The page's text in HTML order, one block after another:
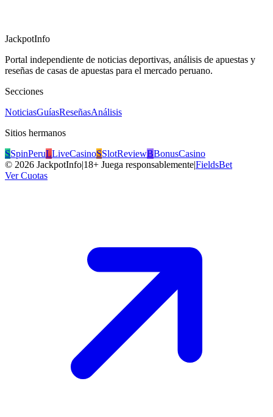
JackpotInfo
Portal independiente de noticias deportivas, análisis de apuestas y
reseñas de casas de apuestas para el mercado peruano.
Secciones
NoticiasGuíasReseñasAnálisis
Sitios hermanos
SSpinPeruLLiveCasinoSSlotReviewBBonusCasino
© 2026 JackpotInfo|18+ Juega responsablemente|FieldsBet
Ver Cuotas